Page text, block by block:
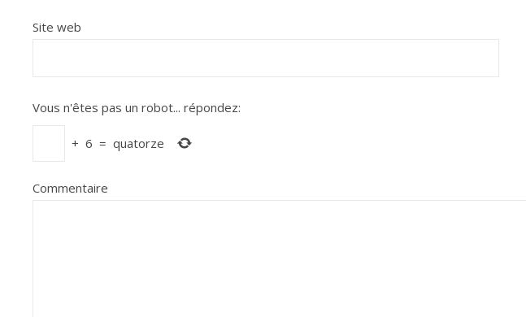
Site web
Vous n'êtes pas un robot... répondez:
+ 6 = quatorze
Commentaire